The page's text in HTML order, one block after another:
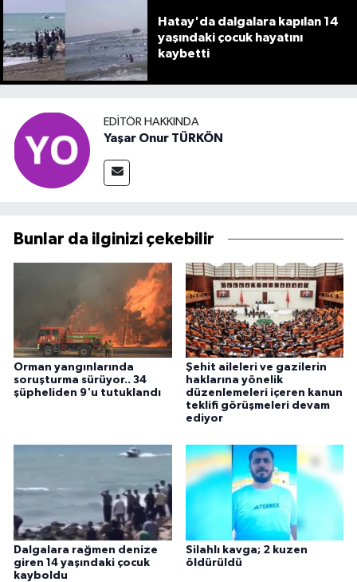
Hatay'da dalgalara kapılan 14
yaşındaki çocuk hayatını
kaybetti
EDITÖR HAKKINDA
Yaşar Onur TÜRKÖN
Bunlar da ilginizi çekebilir
Orman yangınlarında
soruşturma sürüyor.. 34
şüpheliden 9'u tutuklandı
Şehit aileleri ve gazilerin
haklarına yönelik
düzenlemeleri içeren kanun
teklifi görüşmeleri devam
ediyor
Dalgalara rağmen denize
giren 14 yaşındaki çocuk
kayboldu
Silahlı kavga; 2 kuzen
öldürüldü